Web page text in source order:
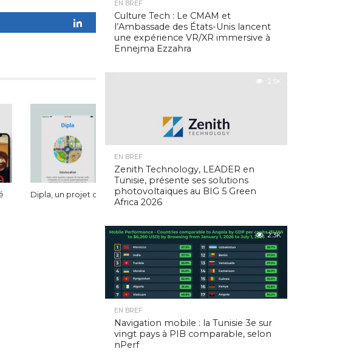
Partagez 0
PARTAGES
Dipla, un projet de réseau social de proximité
EN BREF
Culture Tech : Le CMAM et
l’Ambassade des États-Unis lancent
une expérience VR/XR immersive à
Ennejma Ezzahra
2.5K
EN BREF
Zenith Technology, LEADER en
Tunisie, présente ses solutions
photovoltaïques au BIG 5 Green
Africa 2026
2.3K
EN BREF
Navigation mobile : la Tunisie 3e sur
vingt pays à PIB comparable, selon
nPerf